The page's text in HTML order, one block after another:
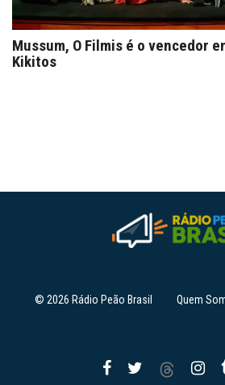
Mussum, O Filmis é o vencedor
Kikitos
© 2026 Rádio Peão Brasil Quem